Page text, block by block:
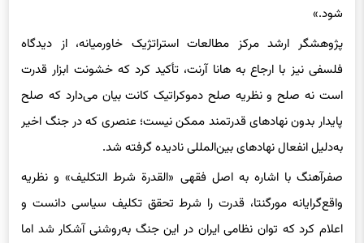
شود.»
پژوهشگر ارشد مرکز مطالعات استراتژیک خاورمیانه، از دیدگاه
فلسفی نیز با ارجاع به هانا آرنت، تأکید کرد که خشونت ابزار قدرت
است نه صلح و نظریه صلح دموکراتیک کانت بیان می‌دارد که صلح
پایدار بدون نهادهای قدرتمند ممکن نیست؛ عنصری که در جنگ اخیر
به‌دلیل انفعال نهادهای بین‌المللی نادیده گرفته شد.
صفرآهنگ با اشاره به اصل فقهی «القدرة شرط التکلیف» و نظریه
واقع‌گرایانه مورگنتا، قدرت را شرط تحقق تکلیف سیاسی دانست و
اعلام کرد که توان نظامی ایران در این جنگ به‌روشنی آشکار شد اما